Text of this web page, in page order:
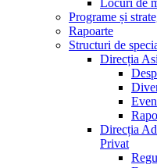
Locuri de
Programe și
Rapoarte
Structuri de
Direcția
Direcția
Privat